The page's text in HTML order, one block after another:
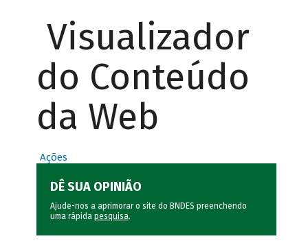
Visualizador
do Conteúdo
da Web
Ações
DÊ SUA OPINIÃO
Ajude-nos a aprimorar o site do BNDES preenchendo
uma rápida pesquisa.